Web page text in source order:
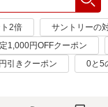
2倍
サントリーの
1,000円OFFクーポン
引きクーポン
0と5